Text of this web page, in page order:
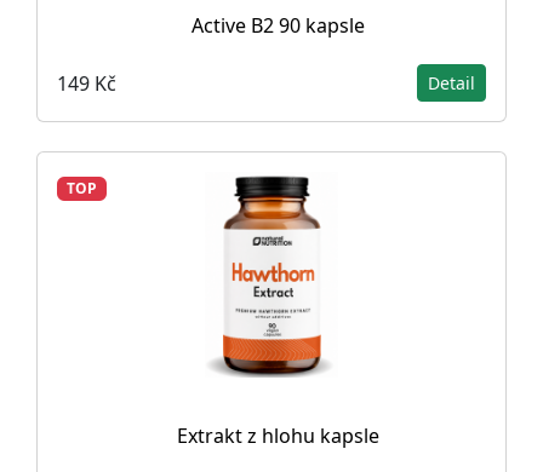
Active B2 90 kapsle
149 Kč Detail
TOP
Extrakt z hlohu kapsle